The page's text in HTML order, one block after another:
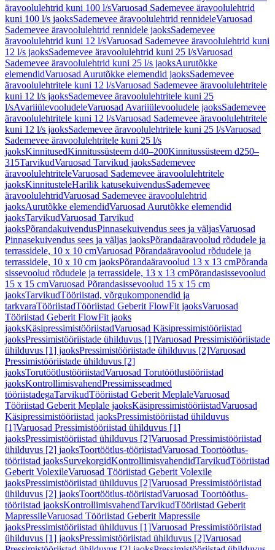
äravoolulehtrid kuni 100 l/sVaruosad Sademevee äravoolulehtrid
kuni 100 l/s jaoksSademevee äravoolulehtrid rennideleVaruosad
Sademevee äravoolulehtrid rennidele jaoksSademevee
äravoolulehtrid kuni 12 l/sVaruosad Sademevee äravoolulehtrid kuni
12 l/s jaoksSademevee äravoolulehtrid kuni 25 l/sVaruosad
Sademevee äravoolulehtrid kuni 25 l/s jaoksAurutõkke
elemendidVaruosad Aurutõkke elemendid jaoksSademevee
äravoolulehtritele kuni 12 l/sVaruosad Sademevee äravoolulehtritele
kuni 12 l/s jaoksSademevee äravoolulehtritele kuni 25
l/sAvariiülevooludeleVaruosad Avariiülevooludele jaoksSademevee
äravoolulehtritele kuni 12 l/sVaruosad Sademevee äravoolulehtritele
kuni 12 l/s jaoksSademevee äravoolulehtritele kuni 25 l/sVaruosad
Sademevee äravoolulehtritele kuni 25 l/s
jaoksKinnitusedKinnitussüsteem d40–200Kinnitussüsteem d250–
315TarvikudVaruosad Tarvikud jaoksSademevee
äravoolulehtriteleVaruosad Sademevee äravoolulehtritele
jaoksKinnitusteleHarilik katusekuivendusSademevee
äravoolulehtridVaruosad Sademevee äravoolulehtrid
jaoksAurutõkke elemendidVaruosad Aurutõkke elemendid
jaoksTarvikudVaruosad Tarvikud
jaoksPõrandakuivendusPinnasekuivendus sees ja väljasVaruosad
Pinnasekuivendus sees ja väljas jaoksPõrandaäravoolud rõdudele ja
terrassidele, 10 x 10 cmVaruosad Põrandaäravoolud rõdudele ja
terrassidele, 10 x 10 cm jaoksPõrandaäravoolud 13 x 13 cmPõranda
sissevoolud rõdudele ja terrassidele, 13 x 13 cmPõrandasissevoolud
15 x 15 cmVaruosad Põrandasissevoolud 15 x 15 cm
jaoksTarvikudTööriistad, võrgukomponendid ja
tarkvaraTööriistadTööriistad Geberit FlowFit jaoksVaruosad
Tööriistad Geberit FlowFit jaoks
jaoksKäsipressimistööriistadVaruosad Käsipressimistööriistad
jaoksPressimistööriistade ühilduvus [1]Varuosad Pressimistööriistade
ühilduvus [1] jaoksPressimistööriistade ühilduvus [2]Varuosad
Pressimistööriistade ühilduvus [2]
jaoksTorutöötlustööriistadVaruosad Torutöötlustööriistad
jaoksKontrollimisvahendPressimisseadmed
tööriistadegaTarvikudTööriistad Geberit MeplaleVaruosad
Tööriistad Geberit Meplale jaoksKäsipressimistööriistadVaruosad
Käsipressimistööriistad jaoksPressimistööriistad ühilduvus
[1]Varuosad Pressimistööriistad ühilduvus [1]
jaoksPressimistööriistad ühilduvus [2]Varuosad Pressimistööriistad
ühilduvus [2] jaoksToortöötlus-tööriistadVaruosad Toortöötlus-
tööriistad jaoksSurvekorgidKontrollimisvahendidTarvikudTööriistad
Geberit VolexileVaruosad Tööriistad Geberit Volexile
jaoksPressimistööriistad ühilduvus [2]Varuosad Pressimistööriistad
ühilduvus [2] jaoksToortöötlus-tööriistadVaruosad Toortöötlus-
tööriistad jaoksKontrollimisvahendTarvikudTööriistad Geberit
MapressileVaruosad Tööriistad Geberit Mapressile
jaoksPressimistööriistad ühilduvus [1]Varuosad Pressimistööriistad
ühilduvus [1] jaoksPressimistööriistad ühilduvus [2]Varuosad